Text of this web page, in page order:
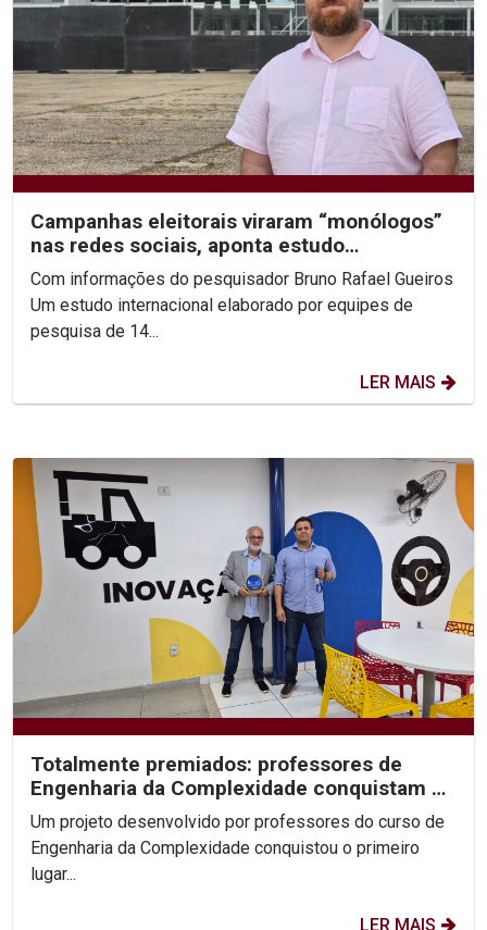
Campanhas eleitorais viraram “monólogos”
nas redes sociais, aponta estudo
internacional com dados...
Com informações do pesquisador Bruno Rafael Gueiros
Um estudo internacional elaborado por equipes de
pesquisa de 14...
LER MAIS
Totalmente premiados: professores de
Engenharia da Complexidade conquistam 1º
lugar no Prêmio...
Um projeto desenvolvido por professores do curso de
Engenharia da Complexidade conquistou o primeiro
lugar...
LER MAIS